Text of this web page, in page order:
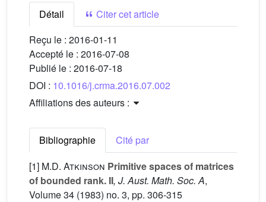
Détail
Citer cet article
Reçu le : 2016-01-11
Accepté le : 2016-07-08
Publié le : 2016-07-18
DOI : 10.1016/j.crma.2016.07.002
Affiliations des auteurs :
Bibliographie
Cité par
[1] M.D. Atkinson Primitive spaces of matrices
of bounded rank. II, J. Aust. Math. Soc. A,
Volume 34 (1983) no. 3, pp. 306-315